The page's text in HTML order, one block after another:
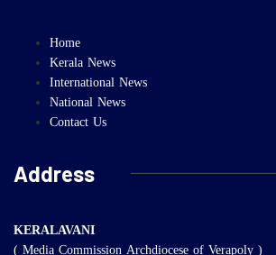
Home
Kerala News
International News
National News
Contact Us
Address
KERALAVANI